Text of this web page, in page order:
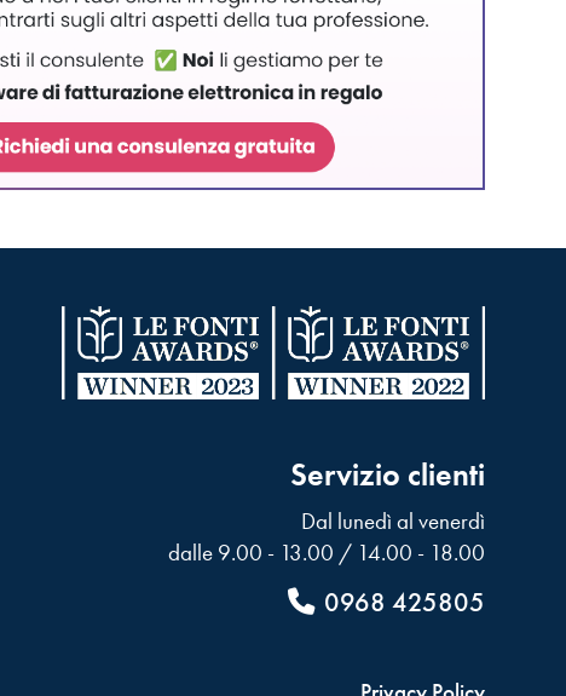
Servizio clienti
Dal lunedì al venerdì
dalle 9.00 - 13.00 / 14.00 - 18.00
0968 425805